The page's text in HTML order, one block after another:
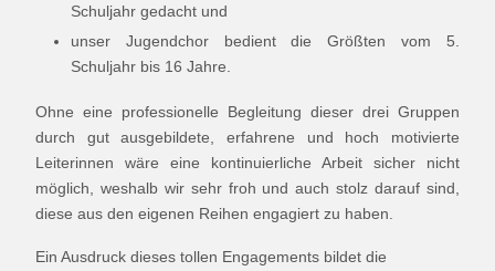
Schuljahr gedacht und
unser Jugendchor bedient die Größten vom 5.
Schuljahr bis 16 Jahre.
Ohne eine professionelle Begleitung dieser drei Gruppen
durch gut ausgebildete, erfahrene und hoch motivierte
Leiterinnen wäre eine kontinuierliche Arbeit sicher nicht
möglich, weshalb wir sehr froh und auch stolz darauf sind,
diese aus den eigenen Reihen engagiert zu haben.
Ein Ausdruck dieses tollen Engagements bildet die